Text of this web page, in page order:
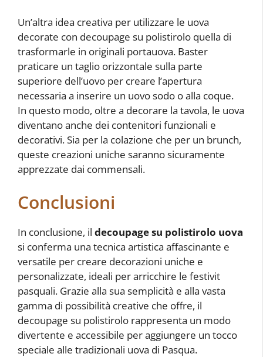
Un’altra idea creativa per utilizzare le uova
decorate con decoupage su polistirolo quella di
trasformarle in originali portauova. Baster
praticare un taglio orizzontale sulla parte
superiore dell’uovo per creare l’apertura
necessaria a inserire un uovo sodo o alla coque.
In questo modo, oltre a decorare la tavola, le uova
diventano anche dei contenitori funzionali e
decorativi. Sia per la colazione che per un brunch,
queste creazioni uniche saranno sicuramente
apprezzate dai commensali.
Conclusioni
In conclusione, il decoupage su polistirolo uova
si conferma una tecnica artistica affascinante e
versatile per creare decorazioni uniche e
personalizzate, ideali per arricchire le festivit
pasquali. Grazie alla sua semplicità e alla vasta
gamma di possibilità creative che offre, il
decoupage su polistirolo rappresenta un modo
divertente e accessibile per aggiungere un tocco
speciale alle tradizionali uova di Pasqua.